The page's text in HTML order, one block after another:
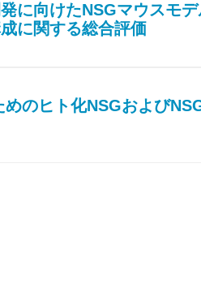
に向けたNSGマウスモ
に関する総合評価
のヒト化NSGおよび